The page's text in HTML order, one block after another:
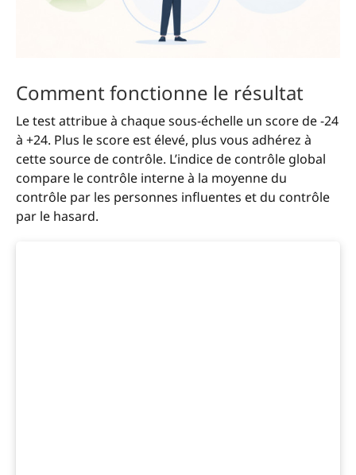
Comment fonctionne le résultat
Le test attribue à chaque sous-échelle un score de -24
à +24. Plus le score est élevé, plus vous adhérez à
cette source de contrôle. L’indice de contrôle global
compare le contrôle interne à la moyenne du
contrôle par les personnes influentes et du contrôle
par le hasard.